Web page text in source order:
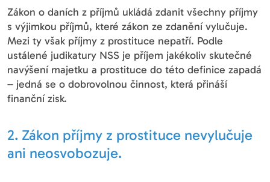
Zákon o daních z příjmů ukládá zdanit všechny příjmy
s výjimkou příjmů, které zákon ze zdanění vylučuje.
Mezi ty však příjmy z prostituce nepatří. Podle
ustálené judikatury NSS je příjem jakékoliv skutečné
navýšení majetku a prostituce do této definice zapadá
– jedná se o dobrovolnou činnost, která přináší
finanční zisk.
2. Zákon příjmy z prostituce nevylučuje
ani neosvobozuje.